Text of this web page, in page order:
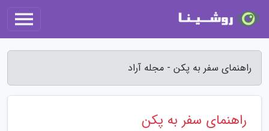
راهنمای سفر به پکن - مجله آراد
راهنمای سفر به پکن